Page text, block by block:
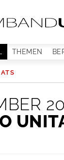
THEMEN